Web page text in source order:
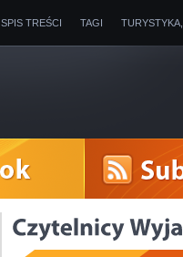
SPIS TREŚCI TAGI